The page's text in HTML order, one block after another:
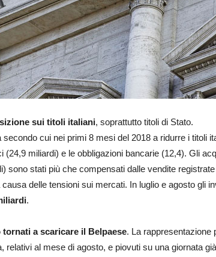
sui titoli italiani, soprattutto titoli di Stato.
secondo cui nei primi 8 mesi del 2018 a ridurre i titoli
(24,9 miliardi) e le obbligazioni bancarie (12,4). Gli
sono stati più che compensati dalle vendite
delle tensioni sui mercati. In luglio e agosto gli
.
tornati a scaricare il Belpaese. La rappresentazione
relativi al mese di agosto, e piovuti su una giornata